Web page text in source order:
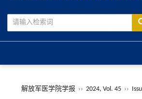
解放军医学院学报 ›› 2024, Vol. 45 ››